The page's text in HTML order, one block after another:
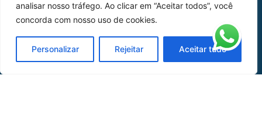
analisar nosso tráfego. Ao clicar em “Aceitar todos”, você
concorda com nosso uso de cookies.
Personalizar Rejeitar Aceitar tudo
Home Sobre Nós
Peças
Catálogo de Aplicações